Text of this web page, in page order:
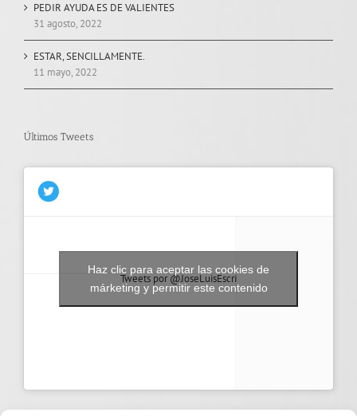
PEDIR AYUDA ES DE VALIENTES
31 agosto, 2022
ESTAR, SENCILLAMENTE.
11 mayo, 2022
Últimos Tweets
Tweets por @JoseLuisEscri
Haz clic para aceptar las cookies de
márketing y permitir este contenido